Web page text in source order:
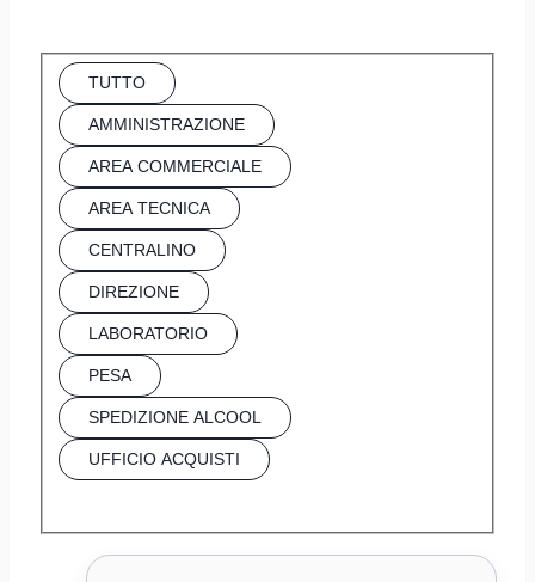
TUTTO
AMMINISTRAZIONE
AREA COMMERCIALE
AREA TECNICA
CENTRALINO
DIREZIONE
LABORATORIO
PESA
SPEDIZIONE ALCOOL
UFFICIO ACQUISTI